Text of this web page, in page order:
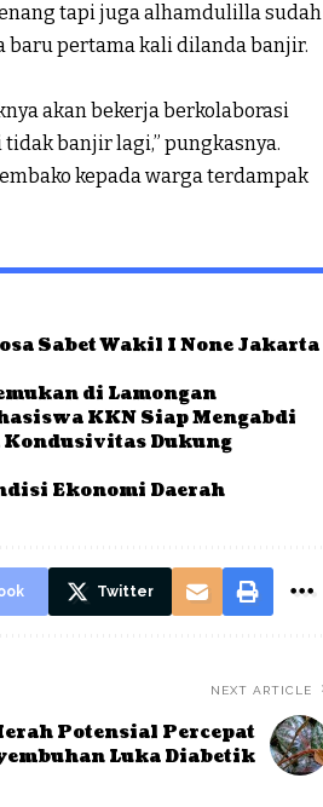
tapi juga alhamdulilla sudah
baru pertama kali dilanda banjir.
akan bekerja berkolaborasi
banjir lagi,” pungkasnya.
kepada warga terdampak
Sabet Wakil I None Jakarta
di Lamongan
KKN Siap Mengabdi
Kondusivitas Dukung
Ekonomi Daerah
Twitter
NEXT ARTICLE
Potensial Percepat
Luka Diabetik